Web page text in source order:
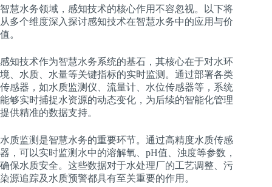
智慧水务领域，感知技术的核心作用不容忽视。以下将
从多个维度深入探讨感知技术在智慧水务中的应用与价
值。
感知技术作为智慧水务系统的基石，其核心在于对水环
境、水质、水量等关键指标的实时监测。通过部署各类
传感器，如水质监测仪、流量计、水位传感器等，系统
能够实时捕捉水资源的动态变化，为后续的智能化管理
提供精准的数据支持。
水质监测是智慧水务的重要环节。通过高精度水质传感
器，可以实时监测水中的溶解氧、pH值、浊度等参数，
确保水质安全。这些数据对于水处理厂的工艺调整、污
染源追踪及水质预警都具有至关重要的作用。